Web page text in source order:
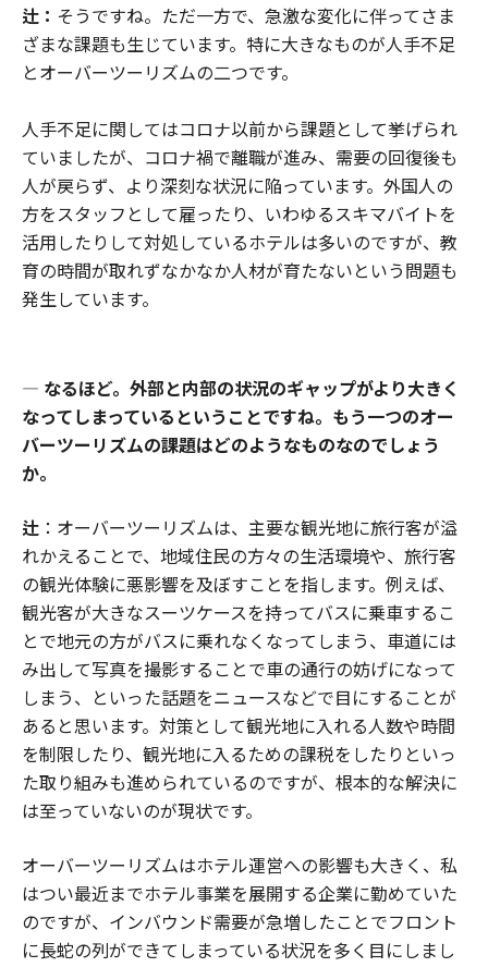
辻： そうですね。ただ一方で、急激な変化に伴ってさま
ざまな課題も生じています。特に大きなものが人手不足
とオーバーツーリズムの二つです。
人手不足に関してはコロナ以前から課題として挙げられ
ていましたが、コロナ禍で離職が進み、需要の回復後も
人が戻らず、より深刻な状況に陥っています。外国人の
方をスタッフとして雇ったり、いわゆるスキマバイトを
活用したりして対処しているホテルは多いのですが、教
育の時間が取れずなかなか人材が育たないという問題も
発生しています。
― なるほど。外部と内部の状況のギャップがより大きく
なってしまっているということですね。もう一つのオー
バーツーリズムの課題はどのようなものなのでしょう
か。
辻 ：オーバーツーリズムは、主要な観光地に旅行客が溢
れかえることで、地域住民の方々の生活環境や、旅行客
の観光体験に悪影響を及ぼすことを指します。例えば、
観光客が大きなスーツケースを持ってバスに乗車するこ
とで地元の方がバスに乗れなくなってしまう、車道には
み出して写真を撮影することで車の通行の妨げになって
しまう、といった話題をニュースなどで目にすることが
あると思います。対策として観光地に入れる人数や時間
を制限したり、観光地に入るための課税をしたりといっ
た取り組みも進められているのですが、根本的な解決に
は至っていないのが現状です。
オーバーツーリズムはホテル運営への影響も大きく、私
はつい最近までホテル事業を展開する企業に勤めていた
のですが、インバウンド需要が急増したことでフロント
に長蛇の列ができてしまっている状況を多く目にしまし